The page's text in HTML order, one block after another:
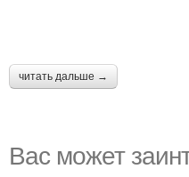
читать дальше →
Вас может